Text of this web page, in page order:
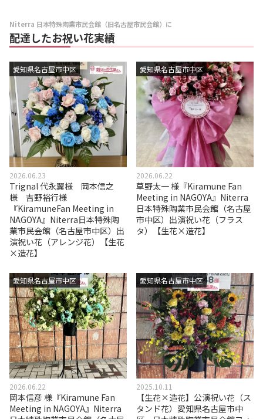
Niterra 日本特殊陶業市民会館（旧名古屋市民会館）に
配達したお祝い花実績
愛知県名古屋市中区
2026.06.23
Trignal 代永翼様 岡本信之
様 吉野裕行様
『KiramuneFan Meeting in
NAGOYA』Niterra日本特殊陶
業市民会館（名古屋市中区）出
演祝い花（アレンジ花）【生花
×造花】
愛知県名古屋市中区
2026.06.22
草野太一 様『Kiramune Fan
Meeting in NAGOYA』Niterra
日本特殊陶業市民会館（名古屋
市中区）出演祝い花（フラス
タ）【生花×造花】
愛知県名古屋市中区
2026.06.22
岡本信彦 様『Kiramune Fan
Meeting in NAGOYA』Niterra
愛知県名古屋市中区
2025.10.11
【生花×造花】公演祝い花（ス
タンド花）愛知県名古屋市中